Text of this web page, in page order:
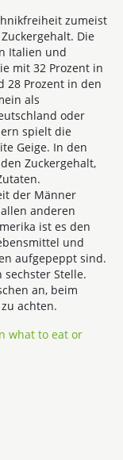
zumeist
Die
Italien und
mit 32 Prozent in
28 Prozent in den
als
oder
spielt die
Geige. In den
Zuckergehalt,
der Männer
anderen
ist es den
und
aufgepeppt sind.
Stelle.
an, beim
achten.
what to eat or